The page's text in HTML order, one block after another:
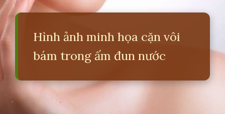
Hình ảnh minh họa cặn vôi
bám trong ấm đun nước